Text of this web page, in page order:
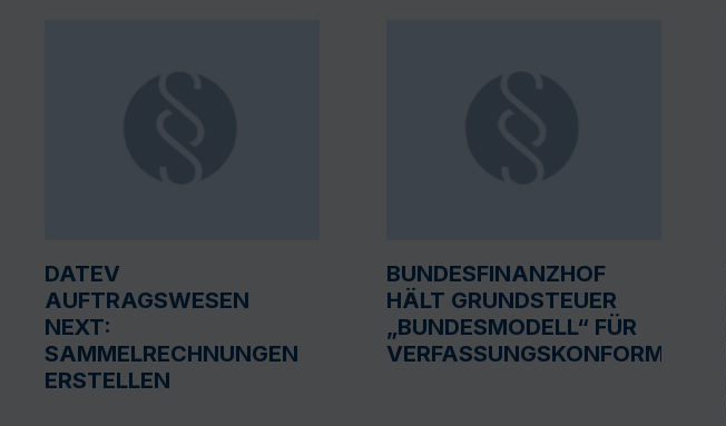
DATEV
AUFTRAGSWESEN
NEXT:
SAMMELRECHNUNGEN
ERSTELLEN
BUNDESFINANZHOF
HÄLT GRUNDSTEUER
„BUNDESMODELL“ FÜR
VERFASSUNGSKONFORM